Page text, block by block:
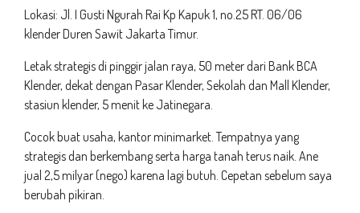
Lokasi: Jl. I Gusti Ngurah Rai Kp Kapuk 1, no.25 RT. 06/06
klender Duren Sawit Jakarta Timur.
Letak strategis di pinggir jalan raya, 50 meter dari Bank BCA
Klender, dekat dengan Pasar Klender, Sekolah dan Mall Klender,
stasiun klender, 5 menit ke Jatinegara.
Cocok buat usaha, kantor minimarket. Tempatnya yang
strategis dan berkembang serta harga tanah terus naik. Ane
jual 2,5 milyar (nego) karena lagi butuh. Cepetan sebelum saya
berubah pikiran.